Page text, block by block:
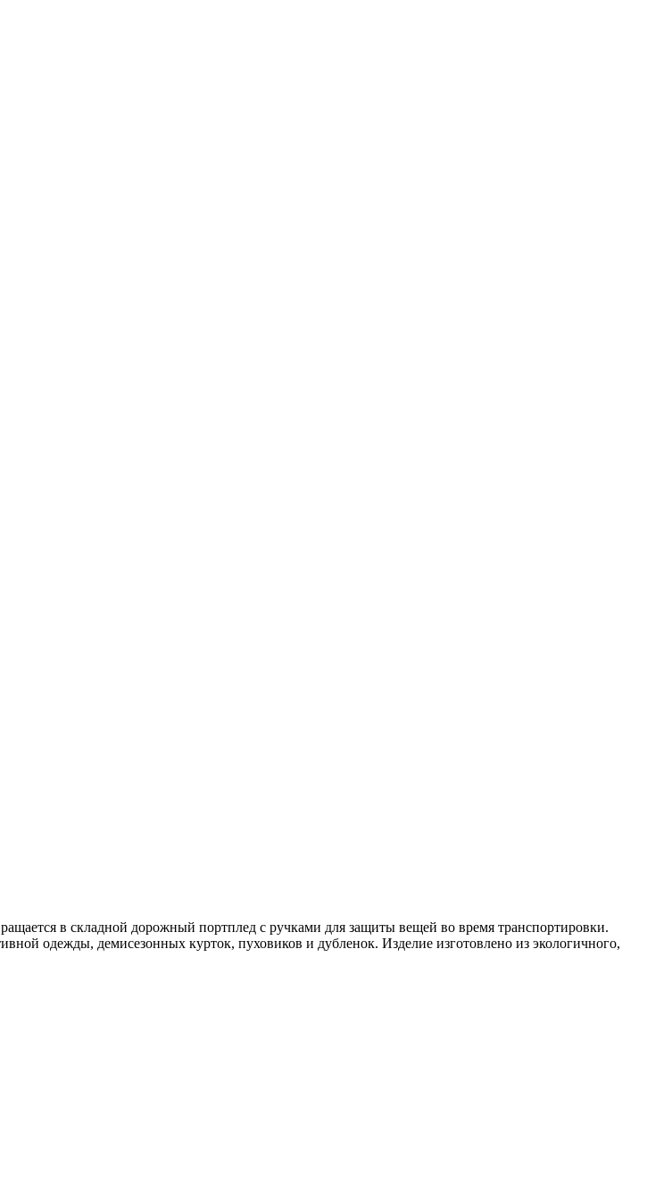
в складной дорожный портплед с ручками для защиты вещей во время транспортировки.
одежды, демисезонных курток, пуховиков и дубленок. Изделие изготовлено из экологичного,